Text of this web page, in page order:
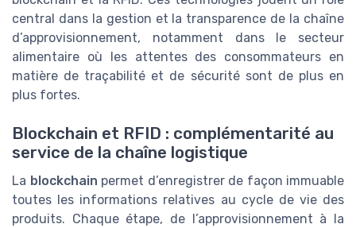
central dans la gestion et la transparence de la chaîne
d’approvisionnement, notamment dans le secteur
alimentaire où les attentes des consommateurs en
matière de traçabilité et de sécurité sont de plus en
plus fortes.
Blockchain et RFID : complémentarité au
service de la chaîne logistique
La blockchain permet d’enregistrer de façon immuable
toutes les informations relatives au cycle de vie des
produits. Chaque étape, de l’approvisionnement à la